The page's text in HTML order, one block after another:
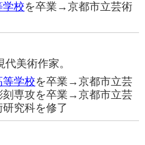
学校を卒業→京都市立芸術
美術作家。
等学校を卒業→京都市立芸
刻専攻を卒業→京都市立芸
究科を修了